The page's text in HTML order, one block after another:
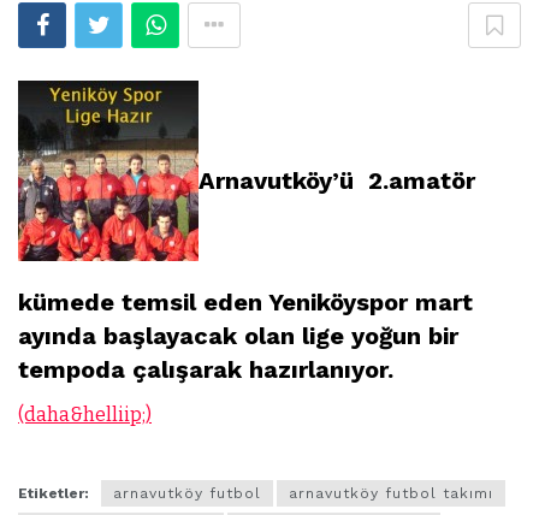
Arnavutköy’ü 2.amatör
kümede temsil eden Yeniköyspor mart
ayında başlayacak olan lige yoğun bir
tempoda çalışarak hazırlanıyor.
(daha&helliip;)
Etiketler: arnavutköy futbol
arnavutköy futbol takımı